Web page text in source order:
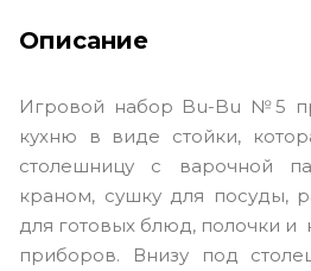
Описание
Игровой набор Bu-Bu №5
кухню в виде стойки,
столешницу с варочной
краном, сушку для посуды,
для готовых блюд, полочки и
приборов. Внизу под